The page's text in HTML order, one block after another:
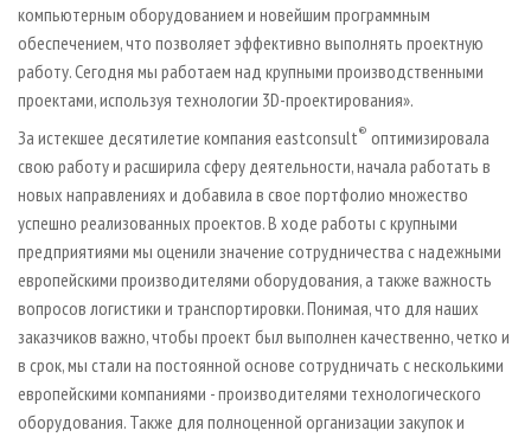
компьютерным оборудованием и новейшим программным
обеспечением, что позволяет эффективно выполнять проектную
работу. Сегодня мы работаем над крупными производственными
проектами, используя технологии 3D-проектирования».
За истекшее десятилетие компания eastconsult® оптимизировала
свою работу и расширила сферу деятельности, начала работать в
новых направлениях и добавила в свое портфолио множество
успешно реализованных проектов. В ходе работы с крупными
предприятиями мы оценили значение сотрудничества с надежными
европейскими производителями оборудования, а также важность
вопросов логистики и транспортировки. Понимая, что для наших
заказчиков важно, чтобы проект был выполнен качественно, четко и
в срок, мы стали на постоянной основе сотрудничать с несколькими
европейскими компаниями - производителями технологического
оборудования. Также для полноценной организации закупок и